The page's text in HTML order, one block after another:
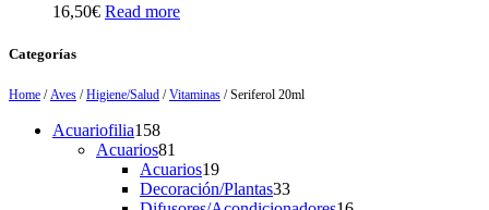
16,50€ Read more
Categorías
Home /Aves /Higiene/Salud /Vitaminas / Seriferol 20ml
Acuariofilia158158
products
Acuarios81
products
Acuarios1919
products
Decoración/Plantas3333